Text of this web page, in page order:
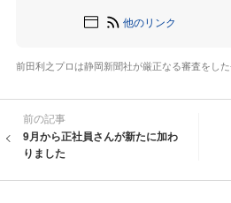
他のリンク
前田利之プロは静岡新聞社が厳正なる審査をし
前の記事
9月から正社員さんが新たに加わ
りました